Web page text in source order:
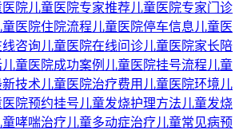
医院儿童医院专家推荐儿童医院专家门诊
童医院住院流程儿童医院停车信息儿童医
咨询儿童医院在线问诊儿童医院家长陪
儿童医院成功案例 儿童医院挂号流程儿童
新技术儿童医院治疗费用 儿童医院环境儿
医院预约挂号儿童发烧护理方法儿童发烧
童哮喘治疗儿童多动症治疗儿童常见病预